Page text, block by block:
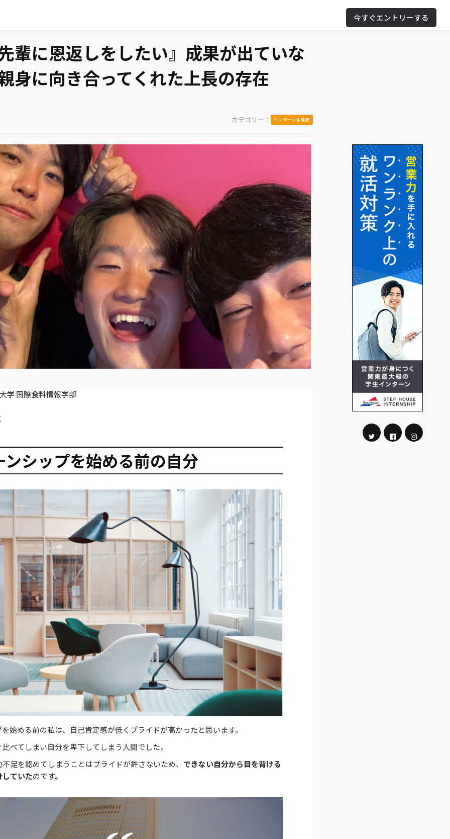
今すぐエントリーする
輩に恩返しをしたい』成果が出ていな
身に向き合ってくれた上長の存在
カテゴリー： インターン体験記
学 国際食料情報学部
ンシップを始める前の自分
始める前の私は、自己肯定感が低くプライドが高かったと思います。
べてしまい自分を卑下してしまう人間でした。
足を認めてしまうことはプライドが許さないため、 できない自分から目を背ける
ていたのです。